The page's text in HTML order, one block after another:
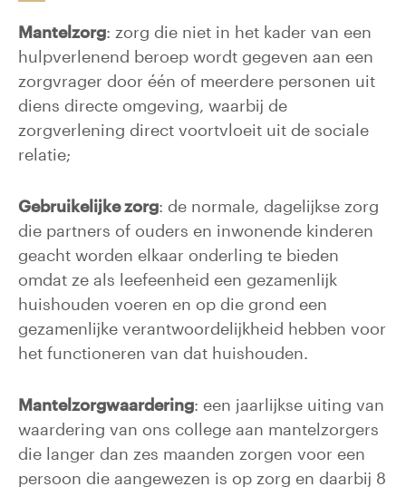
Mantelzorg: zorg die niet in het kader van een
hulpverlenend beroep wordt gegeven aan een
zorgvrager door één of meerdere personen uit
diens directe omgeving, waarbij de
zorgverlening direct voortvloeit uit de sociale
relatie;
Gebruikelijke zorg: de normale, dagelijkse zorg
die partners of ouders en inwonende kinderen
geacht worden elkaar onderling te bieden
omdat ze als leefeenheid een gezamenlijk
huishouden voeren en op die grond een
gezamenlijke verantwoordelijkheid hebben voor
het functioneren van dat huishouden.
Mantelzorgwaardering: een jaarlijkse uiting van
waardering van ons college aan mantelzorgers
die langer dan zes maanden zorgen voor een
persoon die aangewezen is op zorg en daarbij 8